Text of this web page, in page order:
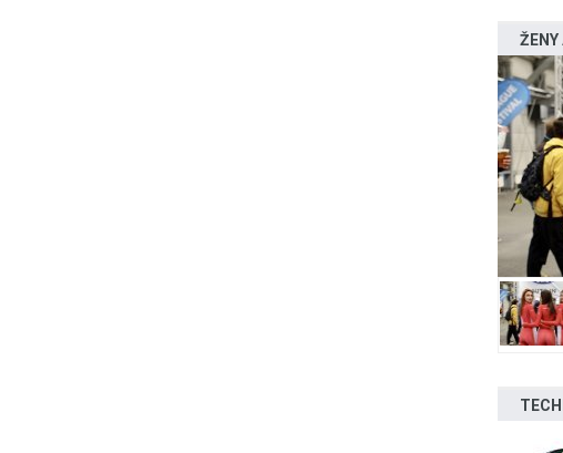
ŽENY